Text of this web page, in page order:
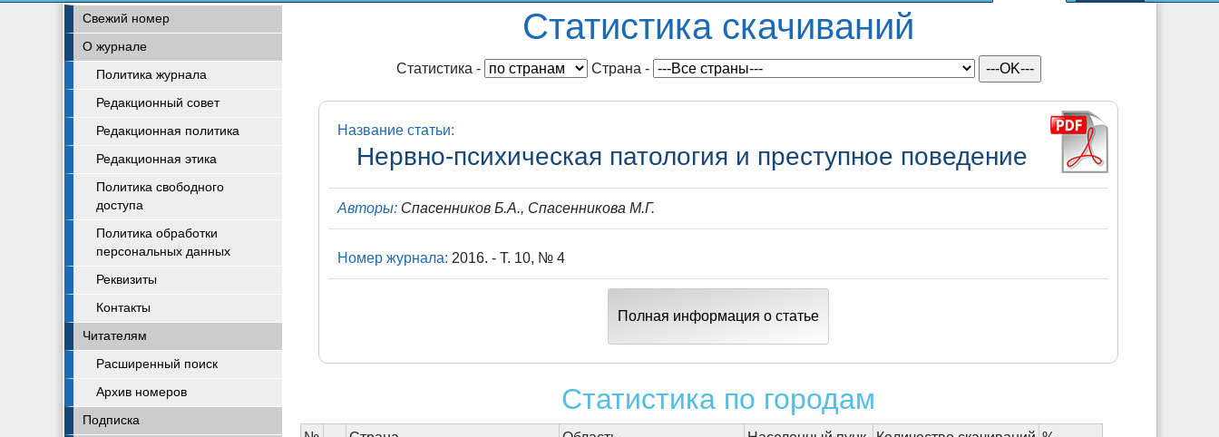
Свежий номер
О журнале
Политика журнала
Редакционный совет
Редакционная политика
Редакционная этика
Политика свободного
доступа
Политика обработки
персональных данных
Реквизиты
Контакты
Читателям
Расширенный поиск
Архив номеров
Подписка
Статистика скачиваний
Статистика - Cтрана -
Название статьи:
Нервно-психическая патология и преступное поведение
Авторы: Спасенников Б.А., Спасенникова М.Г.
Номер журнала: 2016. - Т. 10, № 4
Полная информация о статье
Статистика по городам